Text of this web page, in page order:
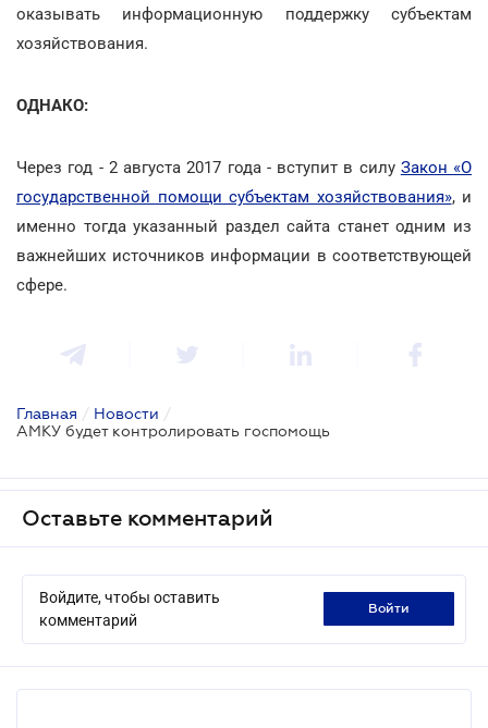
оказывать информационную поддержку субъектам
хозяйствования.
ОДНАКО:
Через год - 2 августа 2017 года - вступит в силу Закон «О
государственной помощи субъектам хозяйствования», и
именно тогда указанный раздел сайта станет одним из
важнейших источников информации в соответствующей
сфере.
Главная / Новости /
АМКУ будет контролировать госпомощь
Оставьте комментарий
Войдите, чтобы оставить
комментарий
войти